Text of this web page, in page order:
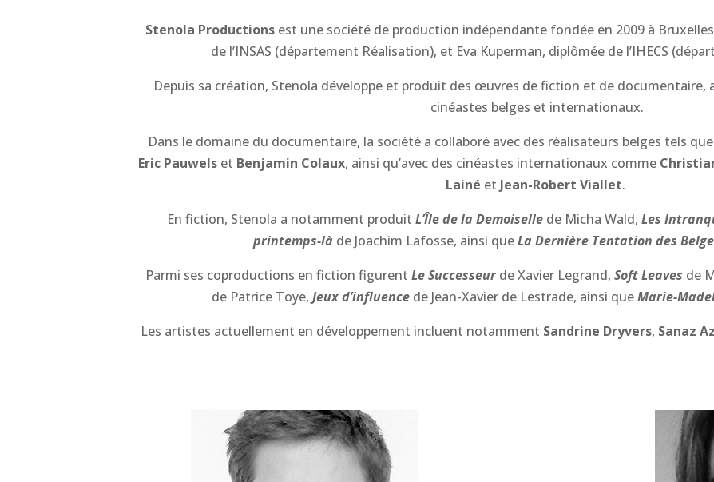
Stenola Productionsest une société de production indépendante fondée en 2009 à
de l’INSAS (département Réalisation), et Eva Kuperman, diplômée de l’IHECS
Depuis sa création, Stenola développe et produit des œuvres de fiction et de documentaire,
cinéastes belges et internationaux.
Dans le domaine du documentaire, la société a collaboré avec des réalisateurs belges tels que
Eric Pauwelset Benjamin Colaux, ainsi qu’avec des cinéastes internationaux comme
Lainé et Jean-Robert Viallet.
En fiction, Stenola a notamment produit L’Île de la Demoiselle de Micha Wald, Les
printemps-là de Joachim Lafosse, ainsi queLa Dernière Tentation des
Parmi ses coproductions en fiction figurent Le Successeurde Xavier Legrand, Soft Leaves de
de Patrice Toye, Jeux d’influencede Jean-Xavier de Lestrade, ainsi queMarie-
Les artistes actuellement en développement incluent notamment Sandrine Dryvers, Sanaz